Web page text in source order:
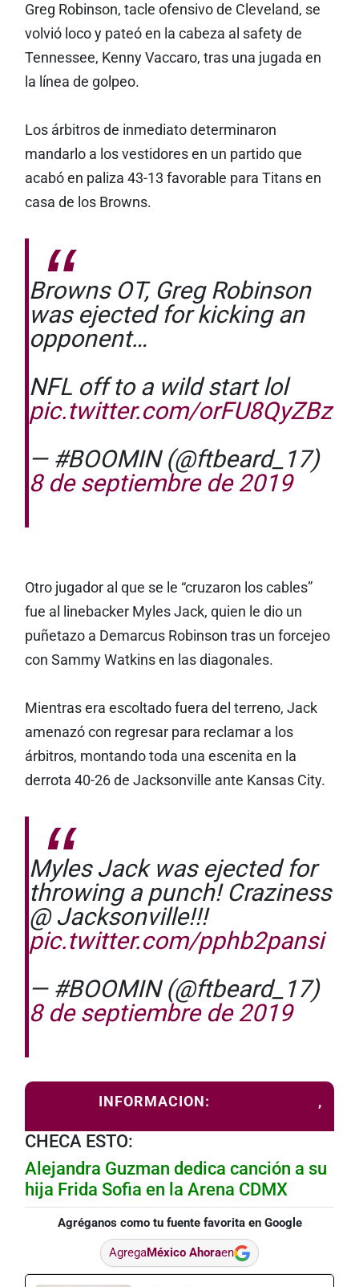
Greg Robinson, tacle ofensivo de Cleveland, se
volvió loco y pateó en la cabeza al safety de
Tennessee, Kenny Vaccaro, tras una jugada en
la línea de golpeo.
Los árbitros de inmediato determinaron
mandarlo a los vestidores en un partido que
acabó en paliza 43-13 favorable para Titans en
casa de los Browns.
Browns OT, Greg Robinson
was ejected for kicking an
opponent…
NFL off to a wild start lol
pic.twitter.com/orFU8QyZBz
— #BOOMIN (@ftbeard_17)
8 de septiembre de 2019
Otro jugador al que se le “cruzaron los cables”
fue al linebacker Myles Jack, quien le dio un
puñetazo a Demarcus Robinson tras un forcejeo
con Sammy Watkins en las diagonales.
Mientras era escoltado fuera del terreno, Jack
amenazó con regresar para reclamar a los
árbitros, montando toda una escenita en la
derrota ​40-26 de Jacksonville ante Kansas City.​
Myles Jack was ejected for
throwing a punch! Craziness
@ Jacksonville!!!
pic.twitter.com/pphb2pansi
— #BOOMIN (@ftbeard_17)
8 de septiembre de 2019
INFORMACION:
,
CHECA ESTO:
Alejandra Guzman dedica canción a su
hija Frida Sofia en la Arena CDMX
Agréganos como tu fuente favorita en Google
AgregaMéxico Ahoraen